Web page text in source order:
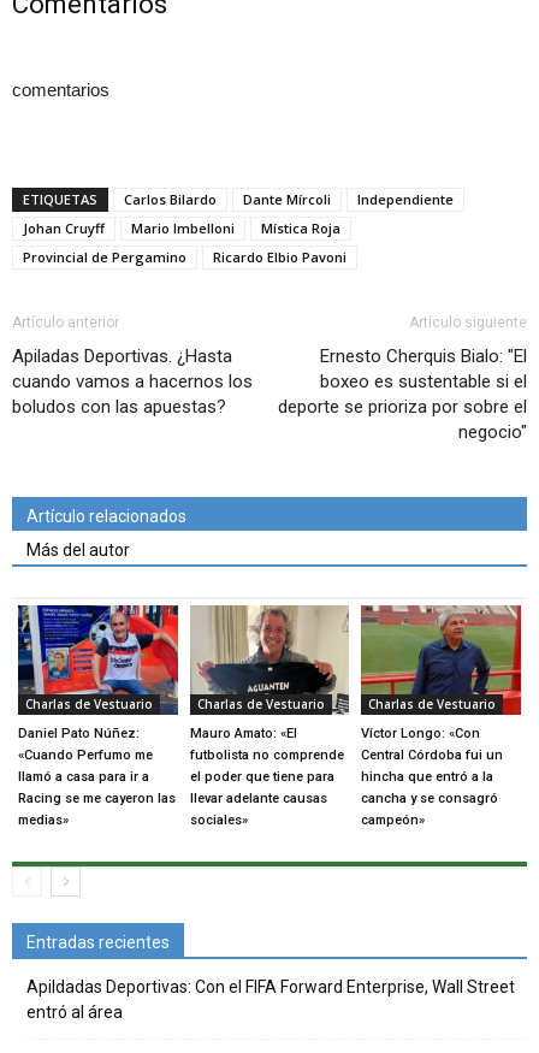
comentarios
ETIQUETAS Carlos Bilardo Dante Mírcoli
Independiente
Johan Cruyff
Mario Imbelloni
Mística Roja
Provincial de Pergamino
Ricardo Elbio Pavoni
Artículo anterior
Apiladas Deportivas. ¿Hasta
cuando vamos a hacernos los
boludos con las apuestas?
Artículo siguiente
Ernesto Cherquis Bialo: "El
boxeo es sustentable si el
deporte se prioriza por sobre el
negocio"
Artículo relacionados
Más del autor
Charlas de Vestuario
Daniel Pato Núñez:
«Cuando Perfumo me
llamó a casa para ir a
Racing se me cayeron las
medias»
Charlas de Vestuario
Mauro Amato: «El
futbolista no comprende
el poder que tiene para
llevar adelante causas
sociales»
Charlas de Vestuario
Víctor Longo: «Con
Central Córdoba fui un
hincha que entró a la
cancha y se consagró
campeón»
Entradas recientes
Apildadas Deportivas: Con el FIFA Forward Enterprise, Wall Street
entró al área